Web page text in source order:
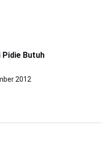
Pidie Butuh
2012